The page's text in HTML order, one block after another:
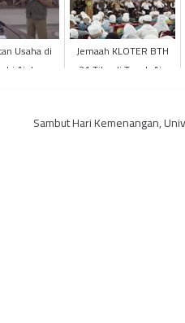
Usaha di
Ajukan
Jemaah KLOTER BTH
21 Tiba di Tanah Air,
Asra...
Sambut Hari Kemenangan,